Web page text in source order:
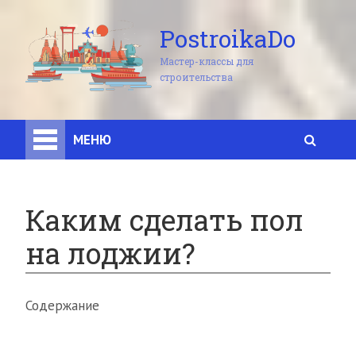
PostroikaDo
Мастер-классы для
строительства
МЕНЮ
Каким сделать пол
на лоджии?
Содержание